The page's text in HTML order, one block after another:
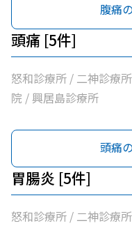
腹痛
頭痛 [5件]
怒和診療所 / 二神診療
院 / 興居島診療所
頭痛
胃腸炎 [5件]
怒和診療所 / 二神診療